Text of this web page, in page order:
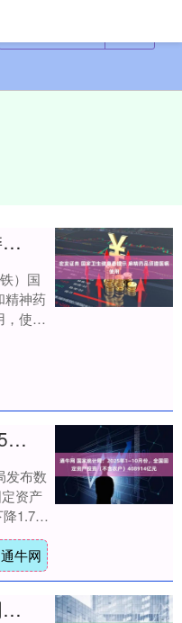
宏发证券 国家卫生健康委提示&#32;麻精药品须遵医嘱使用
）国
精神药
使用
买使
通牛网 国家统计局：2025年1—10月份，全国固定资产投资（不含农户）408914亿元
发布数
资产
1.7%
通牛网
普汇网 国家能源集团声明：从未向社会公众开展任何形式的“投资理财”或“股权认购”等活动